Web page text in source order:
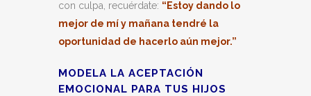
con culpa, recuérdate: “Estoy dando lo
mejor de mí y mañana tendré la
oportunidad de hacerlo aún mejor.”
MODELA LA ACEPTACIÓN
EMOCIONAL PARA TUS HIJOS